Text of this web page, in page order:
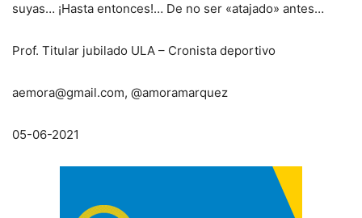
suyas… ¡Hasta entonces!… De no ser «atajado» antes…
Prof. Titular jubilado ULA – Cronista deportivo
aemora@gmail.com, @amoramarquez
05-06-2021